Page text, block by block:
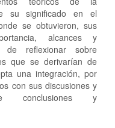
su significado en el
se obtuvieron, sus
alcances y
de reflexionar sobre
que se derivarían de
una integración, por
con sus discusiones y
conclusiones y